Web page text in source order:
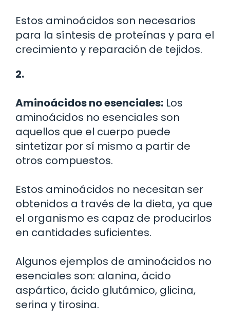
Estos aminoácidos son necesarios
para la síntesis de proteínas y para el
crecimiento y reparación de tejidos.
2.
Aminoácidos no esenciales: Los
aminoácidos no esenciales son
aquellos que el cuerpo puede
sintetizar por sí mismo a partir de
otros compuestos.
Estos aminoácidos no necesitan ser
obtenidos a través de la dieta, ya que
el organismo es capaz de producirlos
en cantidades suficientes.
Algunos ejemplos de aminoácidos no
esenciales son: alanina, ácido
aspártico, ácido glutámico, glicina,
serina y tirosina.